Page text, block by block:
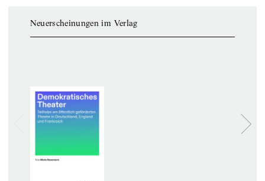
Neuerscheinungen im Verlag